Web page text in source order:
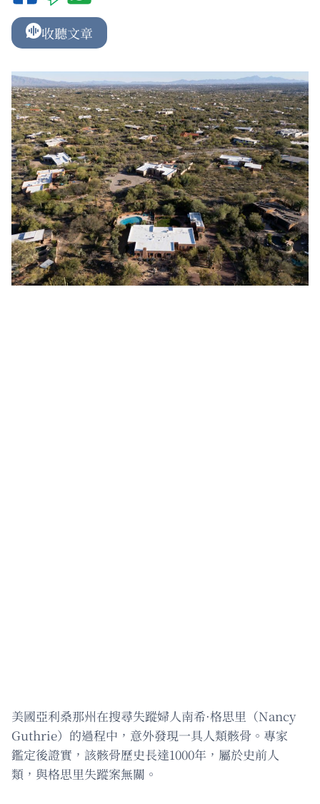
收聽文章
美國亞利桑那州在搜尋失蹤婦人南希·格思里（Nancy
Guthrie）的過程中，意外發現一具人類骸骨。專家
鑑定後證實，該骸骨歷史長達1000年，屬於史前人
類，與格思里失蹤案無關。